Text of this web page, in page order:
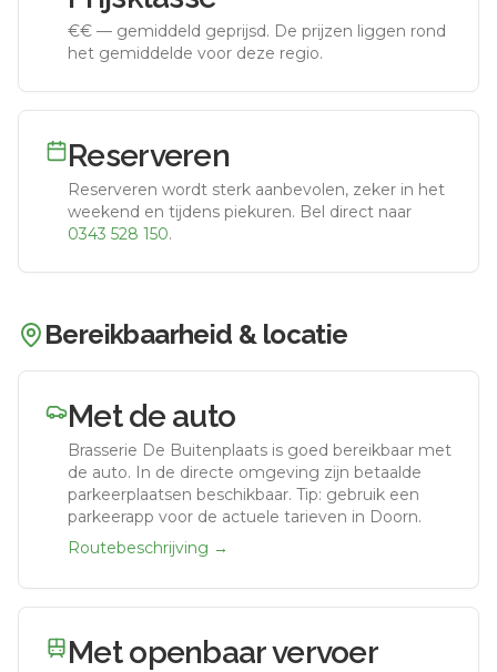
€€ — gemiddeld geprijsd. De prijzen liggen rond
het gemiddelde voor deze regio.
Reserveren
Reserveren wordt sterk aanbevolen, zeker in het
weekend en tijdens piekuren. Bel direct naar
0343 528 150.
Bereikbaarheid & locatie
Met de auto
Brasserie De Buitenplaats is goed bereikbaar met
de auto. In de directe omgeving zijn betaalde
parkeerplaatsen beschikbaar. Tip: gebruik een
parkeerapp voor de actuele tarieven in Doorn.
Routebeschrijving →
Met openbaar vervoer